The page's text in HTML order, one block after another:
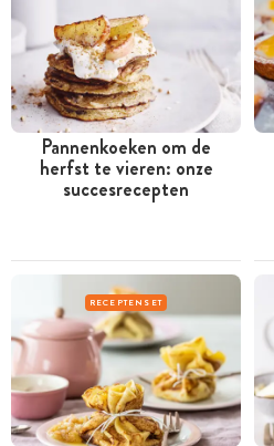
Pannenkoeken om de
herfst te vieren: onze
succesrecepten
RECEPTENSET